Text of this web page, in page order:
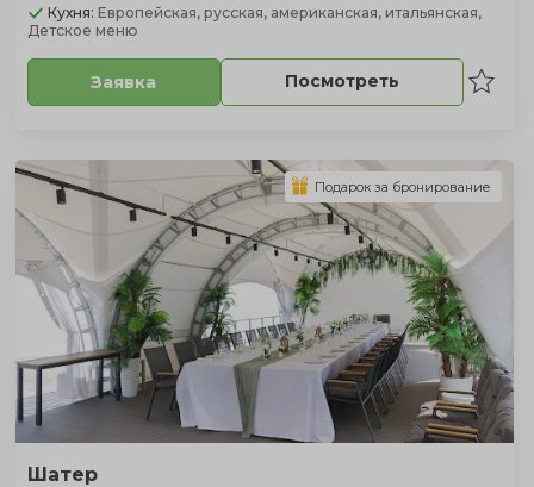
Кухня: Европейская, русская, американская, итальянская,
Детское меню
Заявка Посмотреть
Шатер
Подарок за бронирование